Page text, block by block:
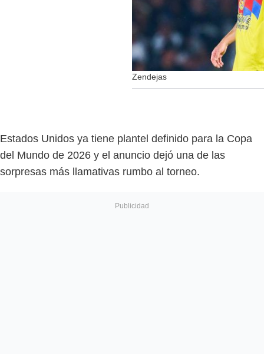
Zendejas
Estados Unidos ya tiene plantel definido para la Copa
del Mundo de 2026 y el anuncio dejó una de las
sorpresas más llamativas rumbo al torneo.